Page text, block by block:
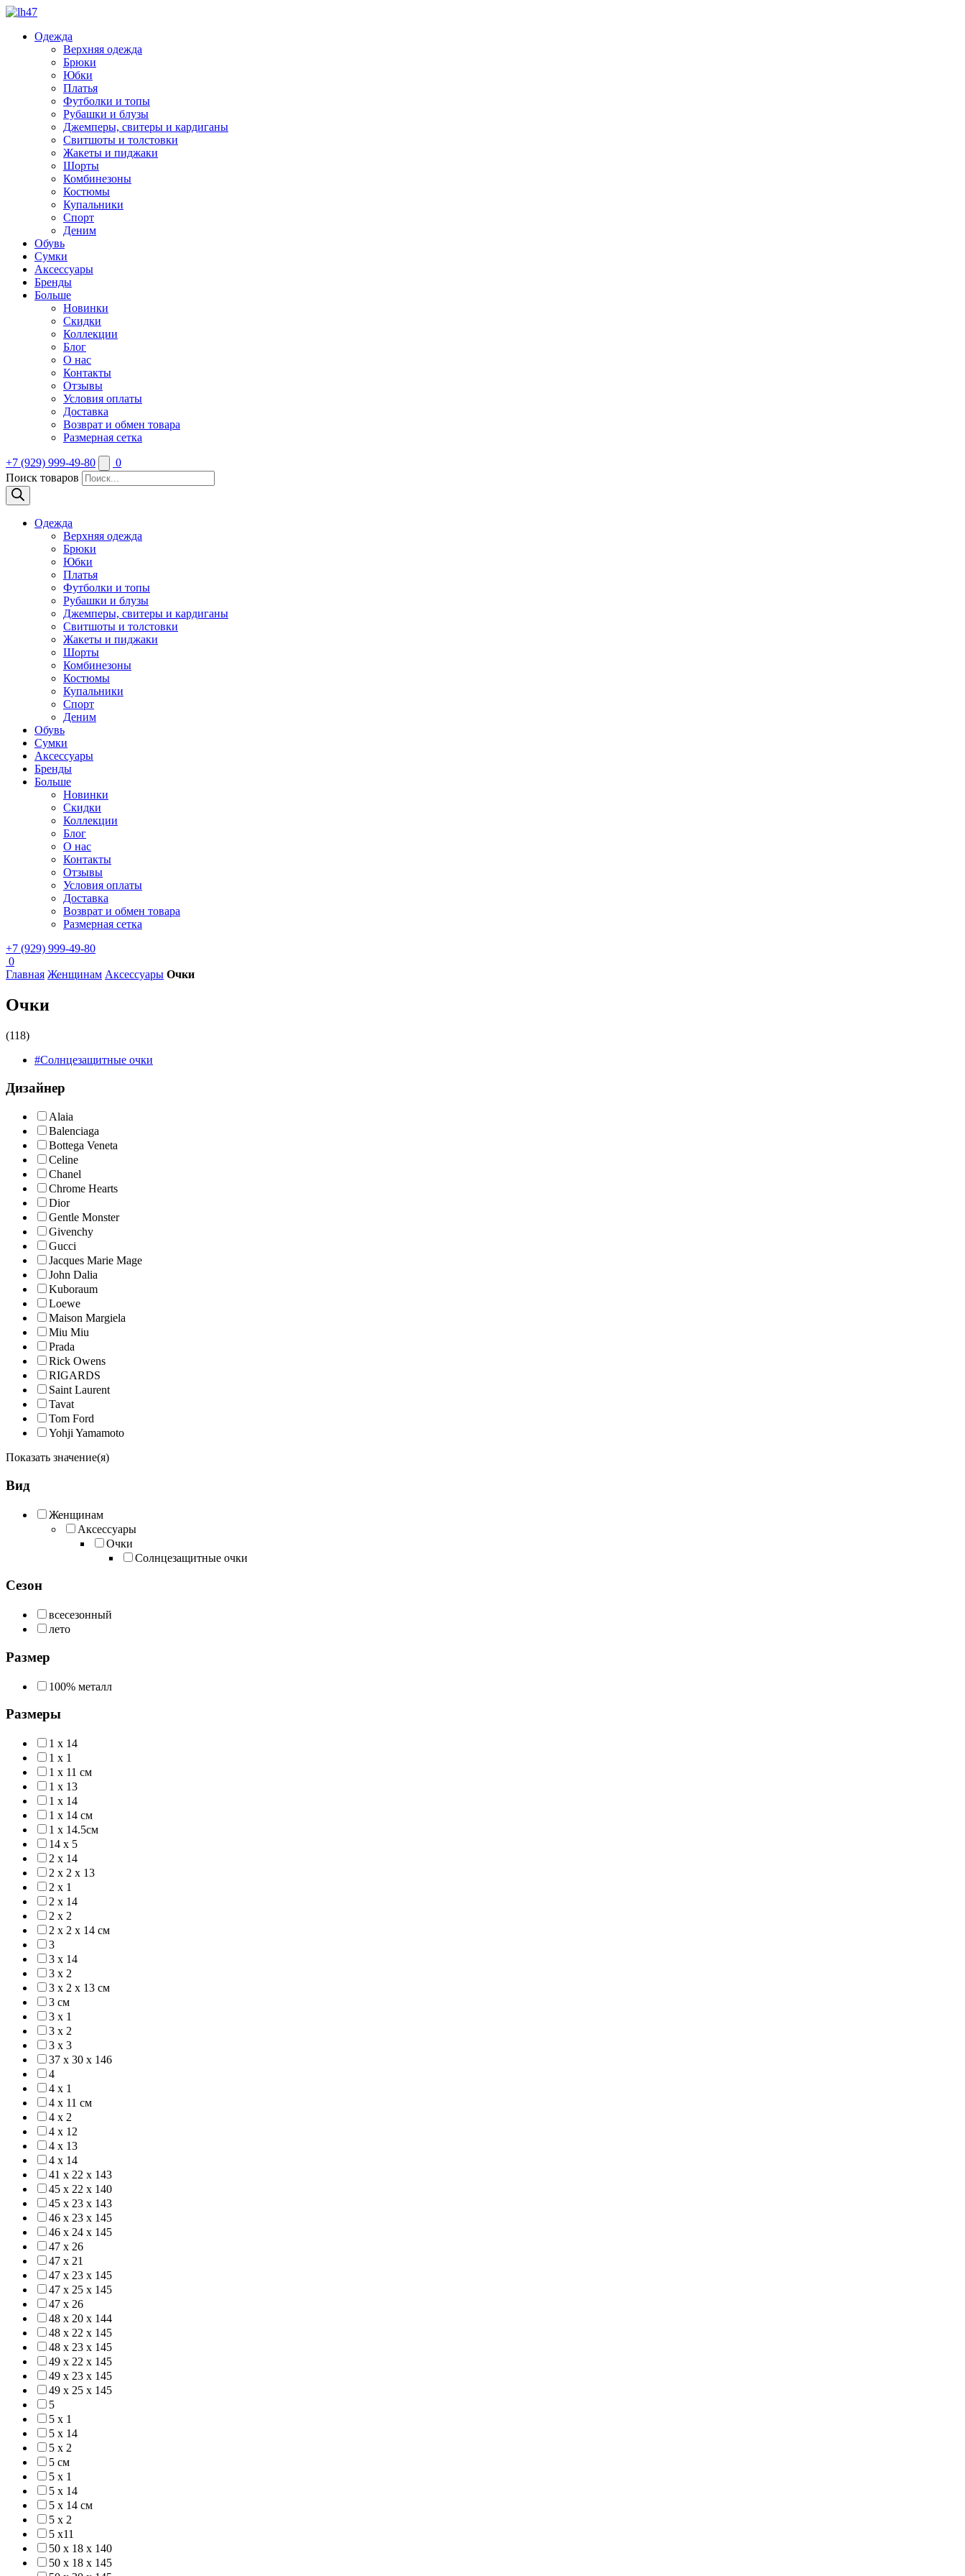
Одежда
Верхняя одежда
Брюки
Юбки
Платья
Футболки и топы
Рубашки и блузы
Джемперы, свитеры и кардиганы
Свитшоты и толстовки
Жакеты и пиджаки
Шорты
Комбинезоны
Костюмы
Купальники
Спорт
Деним
Обувь
Сумки
Аксессуары
Бренды
Больше
Новинки
Скидки
Коллекции
Блог
О нас
Контакты
Отзывы
Условия оплаты
Доставка
Возврат и обмен товара
Размерная сетка
+7 (929) 999-49-80
0
Поиск товаров
Одежда
Верхняя одежда
Брюки
Юбки
Платья
Футболки и топы
Рубашки и блузы
Джемперы, свитеры и кардиганы
Свитшоты и толстовки
Жакеты и пиджаки
Шорты
Комбинезоны
Костюмы
Купальники
Спорт
Деним
Обувь
Сумки
Аксессуары
Бренды
Больше
Новинки
Скидки
Коллекции
Блог
О нас
Контакты
Отзывы
Условия оплаты
Доставка
Возврат и обмен товара
Размерная сетка
+7 (929) 999-49-80
0
Главная Женщинам Аксессуары Очки
Очки
(118)
#Солнцезащитные очки
Дизайнер
Alaia
Balenciaga
Bottega Veneta
Celine
Chanel
Chrome Hearts
Dior
Gentle Monster
Givenchy
Gucci
Jacques Marie Mage
John Dalia
Kuboraum
Loewe
Maison Margiela
Miu Miu
Prada
Rick Owens
RIGARDS
Saint Laurent
Tavat
Tom Ford
Yohji Yamamoto
Показать значение(я)
Вид
Женщинам
Аксессуары
Очки
Солнцезащитные очки
Сезон
всесезонный
лето
Размер
100% металл
Размеры
1 x 14
1 х 1
1 х 11 см
1 х 13
1 х 14
1 х 14 см
1 х 14.5см
14 х 5
2 x 14
2 x 2 x 13
2 х 1
2 х 14
2 х 2
2 х 2 х 14 см
3
3 x 14
3 x 2
3 x 2 x 13 см
3 см
3 х 1
3 х 2
3 х 3
37 х 30 х 146
4
4 x 1
4 x 11 см
4 x 2
4 х 12
4 х 13
4 х 14
41 х 22 х 143
45 х 22 х 140
45 х 23 х 143
46 х 23 х 145
46 х 24 х 145
47 x 26
47 х 21
47 х 23 х 145
47 х 25 х 145
47 х 26
48 х 20 х 144
48 х 22 х 145
48 х 23 х 145
49 х 22 х 145
49 х 23 х 145
49 х 25 х 145
5
5 x 1
5 x 14
5 x 2
5 см
5 х 1
5 х 14
5 х 14 см
5 х 2
5 х11
50 х 18 х 140
50 х 18 х 145